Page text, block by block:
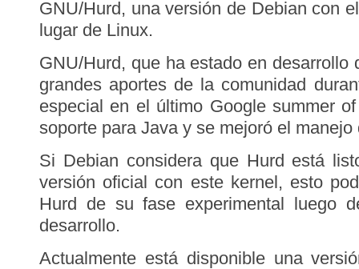
GNU/Hurd, una versión de Debian con
lugar de Linux.
GNU/Hurd, que ha estado en desarrollo
grandes aportes de la comunidad
especial en el último Google summer
soporte para Java y se mejoró el manejo
Si Debian considera que Hurd está
versión oficial con este kernel, esto
Hurd de su fase experimental luego
desarrollo.
Actualmente está disponible una